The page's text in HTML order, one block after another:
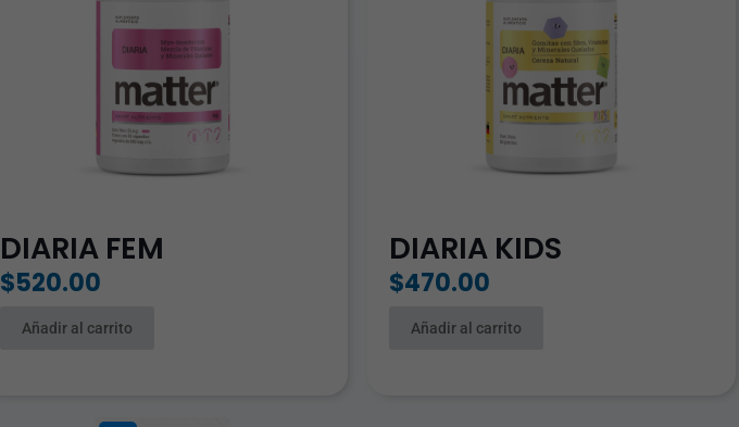
DIARIA FEM
$520.00
Añadir al carrito
DIARIA KIDS
$470.00
Añadir al carrito